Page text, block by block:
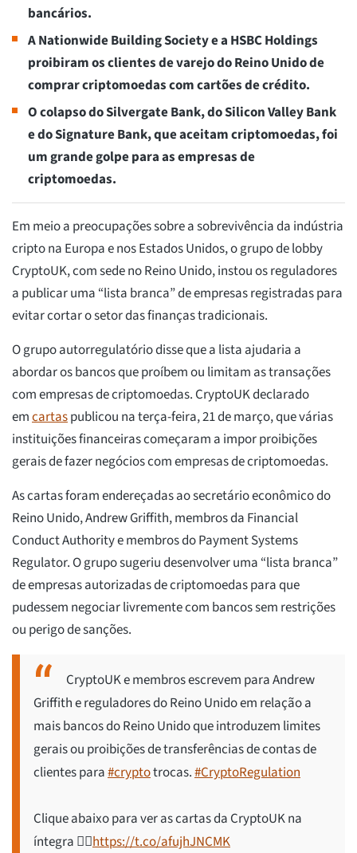
bancários.
A Nationwide Building Society e a HSBC Holdings
proibiram os clientes de varejo do Reino Unido de
comprar criptomoedas com cartões de crédito.
O colapso do Silvergate Bank, do Silicon Valley Bank
e do Signature Bank, que aceitam criptomoedas, foi
um grande golpe para as empresas de
criptomoedas.
Em meio a preocupações sobre a sobrevivência da indústria
cripto na Europa e nos Estados Unidos, o grupo de lobby
CryptoUK, com sede no Reino Unido, instou os reguladores
a publicar uma “lista branca” de empresas registradas para
evitar cortar o setor das finanças tradicionais.
O grupo autorregulatório disse que a lista ajudaria a
abordar os bancos que proíbem ou limitam as transações
com empresas de criptomoedas. CryptoUK declarado
emcartaspublicou na terça-feira, 21 de março, que várias
instituições financeiras começaram a impor proibições
gerais de fazer negócios com empresas de criptomoedas.
As cartas foram endereçadas ao secretário econômico do
Reino Unido, Andrew Griffith, membros da Financial
Conduct Authority e membros do Payment Systems
Regulator. O grupo sugeriu desenvolver uma “lista branca”
de empresas autorizadas de criptomoedas para que
pudessem negociar livremente com bancos sem restrições
ou perigo de sanções.
CryptoUK e membros escrevem para Andrew
Griffith e reguladores do Reino Unido em relação a
mais bancos do Reino Unido que introduzem limites
gerais ou proibições de transferências de contas de
clientes para#cryptotrocas.#CryptoRegulation
Clique abaixo para ver as cartas da CryptoUK na
íntegra 👇🏽https://t.co/afujhJNCMK